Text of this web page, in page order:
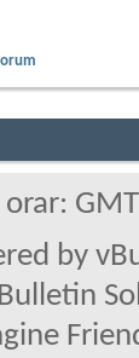
orar:
by